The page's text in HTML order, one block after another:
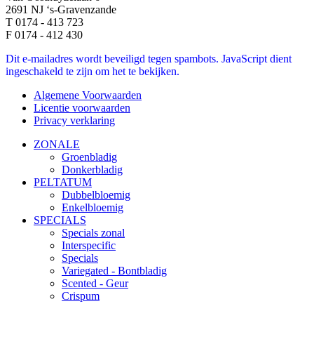
2691 NJ ‘s-Gravenzande
T 0174 - 413 723
F 0174 - 412 430
Dit e-mailadres wordt beveiligd tegen spambots. JavaScript dient
ingeschakeld te zijn om het te bekijken.
Algemene Voorwaarden
Licentie voorwaarden
Privacy verklaring
ZONALE
Groenbladig
Donkerbladig
PELTATUM
Dubbelbloemig
Enkelbloemig
SPECIALS
Specials zonal
Interspecific
Specials
Variegated - Bontbladig
Scented - Geur
Crispum